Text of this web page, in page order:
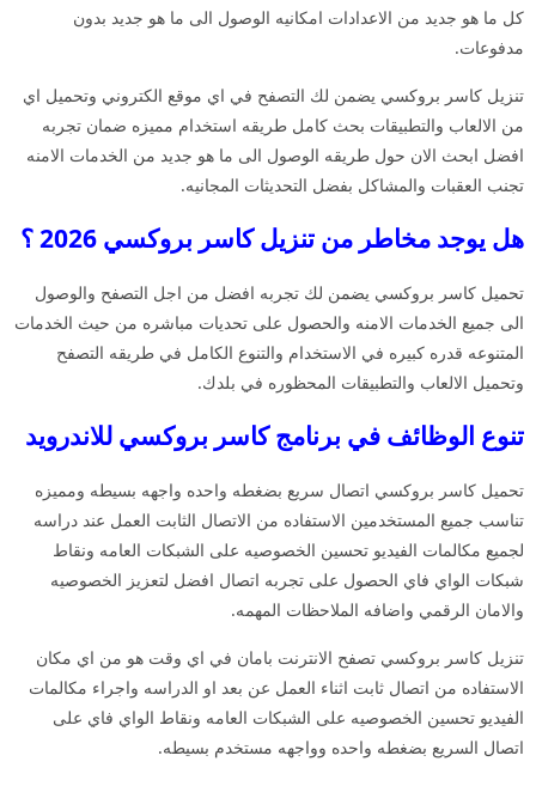
كل ما هو جديد من الاعدادات امكانيه الوصول الى ما هو جديد بدون
مدفوعات.
تنزيل كاسر بروكسي يضمن لك التصفح في اي موقع الكتروني وتحميل اي
من الالعاب والتطبيقات بحث كامل طريقه استخدام مميزه ضمان تجربه
افضل ابحث الان حول طريقه الوصول الى ما هو جديد من الخدمات الامنه
تجنب العقبات والمشاكل بفضل التحديثات المجانيه.
هل يوجد مخاطر من تنزيل كاسر بروكسي 2026 ؟
تحميل كاسر بروكسي يضمن لك تجربه افضل من اجل التصفح والوصول
الى جميع الخدمات الامنه والحصول على تحديات مباشره من حيث الخدمات
المتنوعه قدره كبيره في الاستخدام والتنوع الكامل في طريقه التصفح
وتحميل الالعاب والتطبيقات المحظوره في بلدك.
تنوع الوظائف في برنامج كاسر بروكسي للاندرويد
تحميل كاسر بروكسي اتصال سريع بضغطه واحده واجهه بسيطه ومميزه
تناسب جميع المستخدمين الاستفاده من الاتصال الثابت العمل عند دراسه
لجميع مكالمات الفيديو تحسين الخصوصيه على الشبكات العامه ونقاط
شبكات الواي فاي الحصول على تجربه اتصال افضل لتعزيز الخصوصيه
والامان الرقمي واضافه الملاحظات المهمه.
تنزيل كاسر بروكسي تصفح الانترنت بامان في اي وقت هو من اي مكان
الاستفاده من اتصال ثابت اثناء العمل عن بعد او الدراسه واجراء مكالمات
الفيديو تحسين الخصوصيه على الشبكات العامه ونقاط الواي فاي على
اتصال السريع بضغطه واحده وواجهه مستخدم بسيطه.